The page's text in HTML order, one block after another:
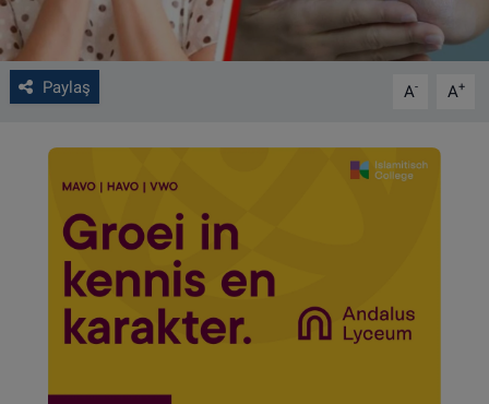
Paylaş A- A+
Çerez Politikası